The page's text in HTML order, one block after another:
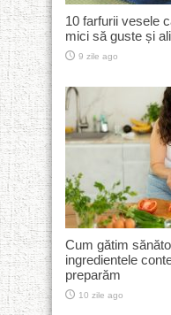
10 farfurii vesele
mici să guste și
9 zile ago
Cum gătim
ingredientele
preparăm
10 zile ago